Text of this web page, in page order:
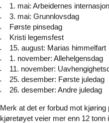
1. mai: Arbeidernes
3. mai: Grunnlovsdag
Første pinsedag
Kristi legemsfest
15. august: Marias himmelfart
1. november: Allehelgensdag
11. november:
25. desember: Første juledag
26. desember: Andre juledag
Merk at det er forbud mot kjøring
kjøretøyet veier mer enn 12 tonn